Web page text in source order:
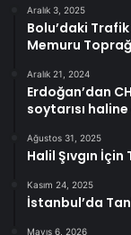
Aralık 3, 2025
Bolu’daki
Memuru
Aralık 21, 2024
Erdoğan’dan
soytarısı
Ağustos 31, 2025
Halil Şıvgın
Kasım 24, 2025
İstanbul’da
Mayıs 6, 2026